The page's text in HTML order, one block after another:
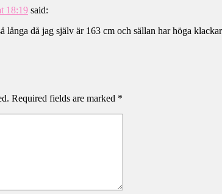
18:19 said:
långa då jag själv är 163 cm och sällan har höga
Required fields are marked *